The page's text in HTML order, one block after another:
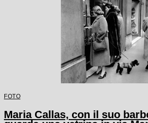
FOTO
Maria Callas, con il suo